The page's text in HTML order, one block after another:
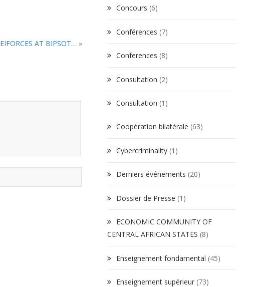
EIFORCES AT BIPSOT… »
Concours (6)
Conférences (7)
Conferences (8)
Consultation (2)
Consultation (1)
Coopération bilatérale (63)
Cybercriminality(1)
Derniers événements (20)
Dossier de Presse (1)
ECONOMIC COMMUNITY OF
CENTRAL AFRICAN STATES (8)
Enseignement fondamental (45)
Enseignement supérieur(73)